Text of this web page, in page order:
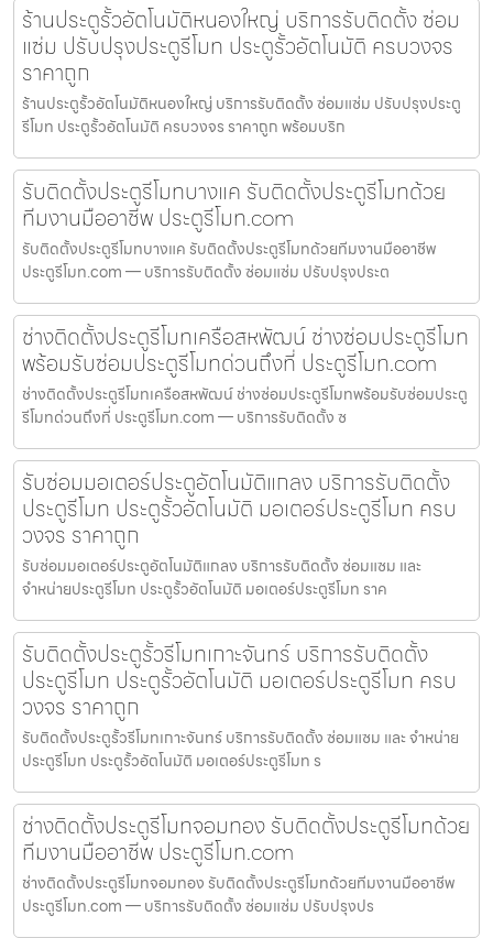
ร้านประตูรั้วอัตโนมัติหนองใหญ่ บริการรับติดตั้ง ซ่อม
แซ่ม ปรับปรุงประตูรีโมท ประตูรั้วอัตโนมัติ ครบวงจร
ราคาถูก
ร้านประตูรั้วอัตโนมัติหนองใหญ่ บริการรับติดตั้ง ซ่อมแซ่ม ปรับปรุงประตู
รีโมท ประตูรั้วอัตโนมัติ ครบวงจร ราคาถูก พร้อมบริก
รับติดตั้งประตูรีโมทบางแค รับติดตั้งประตูรีโมทด้วย
ทีมงานมืออาชีพ ประตูรีโมท.com
รับติดตั้งประตูรีโมทบางแค รับติดตั้งประตูรีโมทด้วยทีมงานมืออาชีพ
ประตูรีโมท.com — บริการรับติดตั้ง ซ่อมแซ่ม ปรับปรุงประต
ช่างติดตั้งประตูรีโมทเครือสหพัฒน์ ช่างซ่อมประตูรีโมท
พร้อมรับซ่อมประตูรีโมทด่วนถึงที่ ประตูรีโมท.com
ช่างติดตั้งประตูรีโมทเครือสหพัฒน์ ช่างซ่อมประตูรีโมทพร้อมรับซ่อมประตู
รีโมทด่วนถึงที่ ประตูรีโมท.com — บริการรับติดตั้ง ซ
รับซ่อมมอเตอร์ประตูอัตโนมัติแกลง บริการรับติดตั้ง
ประตูรีโมท ประตูรั้วอัตโนมัติ มอเตอร์ประตูรีโมท ครบ
วงจร ราคาถูก
รับซ่อมมอเตอร์ประตูอัตโนมัติแกลง บริการรับติดตั้ง ซ่อมแซม และ
จำหน่ายประตูรีโมท ประตูรั้วอัตโนมัติ มอเตอร์ประตูรีโมท ราค
รับติดตั้งประตูรั้วรีโมทเกาะจันทร์ บริการรับติดตั้ง
ประตูรีโมท ประตูรั้วอัตโนมัติ มอเตอร์ประตูรีโมท ครบ
วงจร ราคาถูก
รับติดตั้งประตูรั้วรีโมทเกาะจันทร์ บริการรับติดตั้ง ซ่อมแซม และ จำหน่าย
ประตูรีโมท ประตูรั้วอัตโนมัติ มอเตอร์ประตูรีโมท ร
ช่างติดตั้งประตูรีโมทจอมทอง รับติดตั้งประตูรีโมทด้วย
ทีมงานมืออาชีพ ประตูรีโมท.com
ช่างติดตั้งประตูรีโมทจอมทอง รับติดตั้งประตูรีโมทด้วยทีมงานมืออาชีพ
ประตูรีโมท.com — บริการรับติดตั้ง ซ่อมแซ่ม ปรับปรุงปร